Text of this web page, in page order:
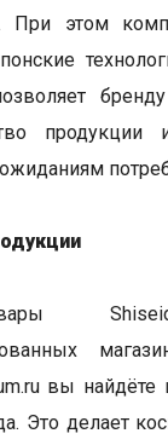
этом
продукции
вы
Это делает